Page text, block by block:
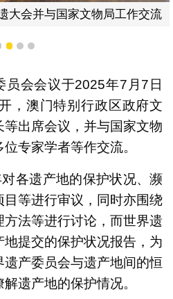
大会并与国家文物局工作交流
2 3 4
员会会议于2025年7月7日
，澳门特别行政区政府文
出席会议，并与国家文物
专家学者等作交流。
各遗产地的保护状况、濒
等进行审议，同时亦围绕
法等进行讨论，而世界遗
提交的保护状况报告，为
产委员会与遗产地间的恒
遗产地的保护情况。